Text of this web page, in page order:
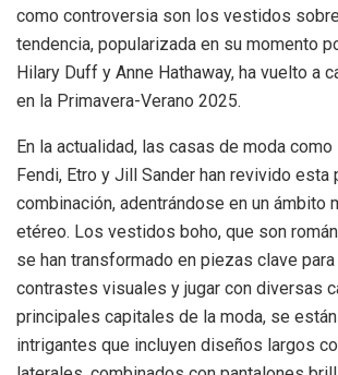
como controversia son los vestidos
tendencia, popularizada en su momento
Hilary Duff y Anne Hathaway, ha vuelto a
en la Primavera-Verano 2025.
En la actualidad, las casas de moda
Fendi, Etro y Jill Sander han revivido esta
combinación, adentrándose en un ámbito
etéreo. Los vestidos boho, que son
se han transformado en piezas clave
contrastes visuales y jugar con diversas
principales capitales de la moda, se
intrigantes que incluyen diseños largos